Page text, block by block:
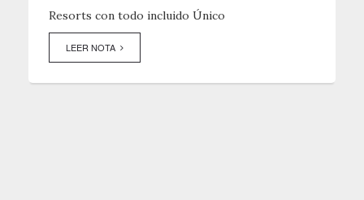
Resorts con todo incluido Único
LEER NOTA